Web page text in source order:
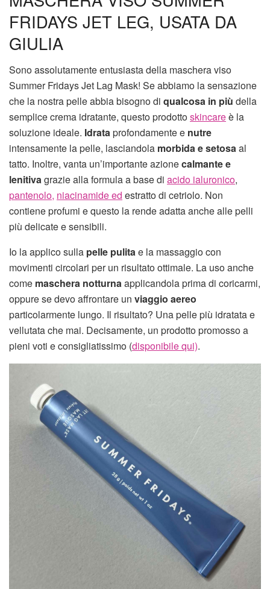
FRIDAYS JET LEG, USATA DA
GIULIA
Sono assolutamente entusiasta della maschera viso
Summer Fridays Jet Lag Mask! Se abbiamo la sensazione
che la nostra pelle abbia bisogno di qualcosa in più della
semplice crema idratante, questo prodottoskincareè la
soluzione ideale. Idrataprofondamente e nutre
intensamente la pelle, lasciandola morbida e setosaal
tatto. Inoltre, vanta un’importante azionecalmante e
lenitivagrazie alla formula a base di acido ialuronico,
pantenolo, niacinamide ed estratto di cetriolo. Non
contiene profumi e questo la rende adatta anche alle pelli
più delicate e sensibili.
Io la applico sulla pelle pulitae la massaggio con
movimenti circolari per un risultato ottimale. La uso anche
come maschera notturnaapplicandola prima di coricarmi,
oppure se devo affrontare un viaggio aereo
particolarmente lungo. Il risultato? Una pelle più idratata e
vellutata che mai. Decisamente, un prodotto promosso a
pieni voti e consigliatissimo (disponibile qui).